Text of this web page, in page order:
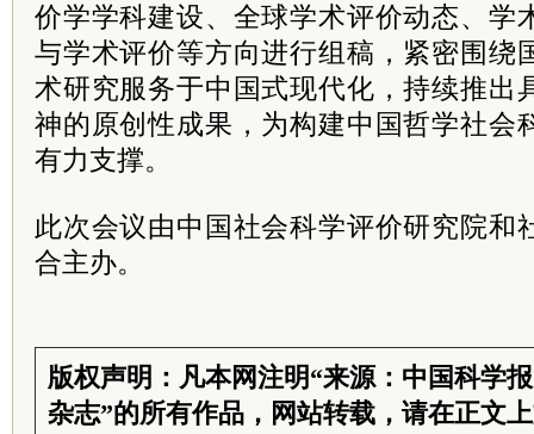
价学学科建设、全球学术评价动态、学
与学术评价等方向进行组稿，紧密围绕
术研究服务于中国式现代化，持续推出
神的原创性成果，为构建中国哲学社会
有力支撑。
此次会议由中国社会科学评价研究院和
合主办。
版权声明：凡本网注明“来源：中国科学
杂志”的所有作品，网站转载，请在正文